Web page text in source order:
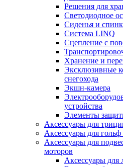
Решения для
Светодиодное
Сиденья и
Система LINQ
Сцепление с
Хранение и
Эксклюзивные
снегохода
Экшн-камера
устройства
Элементы
Аксессуары для
Аксессуары для
Аксессуары для
моторов
Аксессуары для